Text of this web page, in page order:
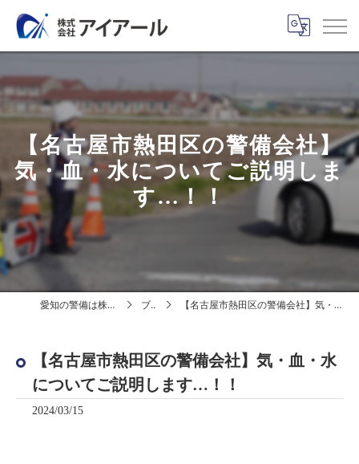
【名古屋市熱田区の警備会社】
気・血・水についてご説明しま
す…！！
愛知の警備は株式会社アイアール ブログ 【名古屋市熱田区の警備会社】気・血・水についてご説明します…！！
【名古屋市熱田区の警備会社】気・血・水
についてご説明します…！！
2024/03/15